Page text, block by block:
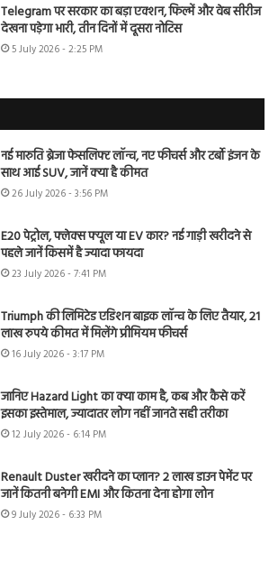
Telegram पर सरकार का बड़ा एक्शन, फिल्में और वेब सीरीज
देखना पड़ेगा भारी, तीन दिनों में दूसरा नोटिस
5 July 2026 - 2:25 PM
नई मारुति ब्रेजा फेसलिफ्ट लॉन्च, नए फीचर्स और टर्बो इंजन के
साथ आई SUV, जानें क्या है कीमत
26 July 2026 - 3:56 PM
E20 पेट्रोल, फ्लेक्स फ्यूल या EV कार? नई गाड़ी खरीदने से
पहले जानें किसमें है ज्यादा फायदा
23 July 2026 - 7:41 PM
Triumph की लिमिटेड एडिशन बाइक लॉन्च के लिए तैयार, 21
लाख रुपये कीमत में मिलेंगे प्रीमियम फीचर्स
16 July 2026 - 3:17 PM
जानिए Hazard Light का क्या काम है, कब और कैसे करें
इसका इस्तेमाल, ज्यादातर लोग नहीं जानते सही तरीका
12 July 2026 - 6:14 PM
Renault Duster खरीदने का प्लान? 2 लाख डाउन पेमेंट पर
जानें कितनी बनेगी EMI और कितना देना होगा लोन
9 July 2026 - 6:33 PM